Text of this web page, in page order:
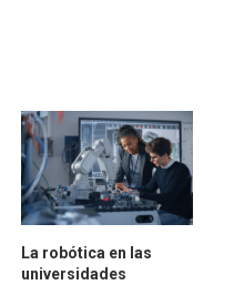
La robótica en las
universidades